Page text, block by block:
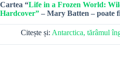
Cartea “Life in a Frozen World:
Hardcover” – Mary Batten – poate
Citește și: Antarctica, tărâmul